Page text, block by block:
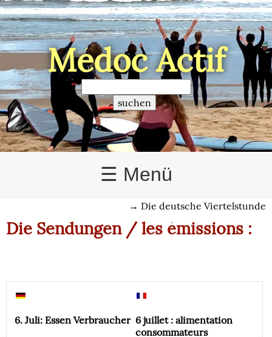
Médoc Actif
>
☰ Menü
→ Die deutsche Viertelstunde
Die Sendungen / les émissions :
6. Juli: Essen Verbraucher 6 juillet : alimentation
consommateurs